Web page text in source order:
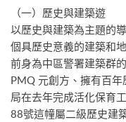
（一）歷史與建築遊
以歷史與建築為主題的
個具歷史意義的建築和
前身為中區警署建築群
PMQ 元創方、擁有百
局在去年完成活化保育
88號這幢屬二級歷史建